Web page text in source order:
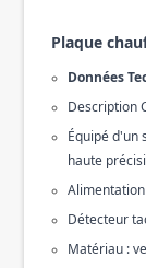
Plaque
Données
Description
Équipé d'un
haute
Alimentation
Détecteur
Matériau :